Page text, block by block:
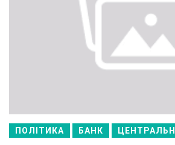
ПОЛІТИКА БАНК